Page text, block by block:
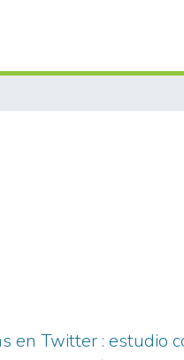
en Twitter : estudio